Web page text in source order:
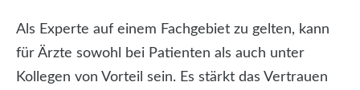
Als Experte auf einem Fachgebiet zu gelten, kann
für Ärzte sowohl bei Patienten als auch unter
Kollegen von Vorteil sein. Es stärkt das Vertrauen